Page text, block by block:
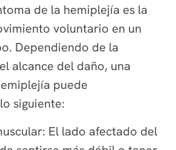
de la hemiplejía es la
voluntario en un
Dependiendo de la
alcance del daño, una
puede
siguiente:
El lado afectado del